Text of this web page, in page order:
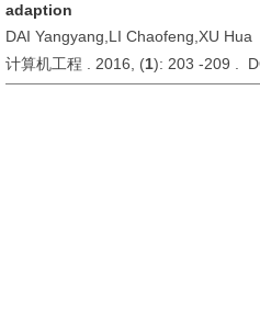
adaption
DAI Yangyang,LI Chaofeng,XU Hua
计算机工程 . 2016, (1): 203 -209 .